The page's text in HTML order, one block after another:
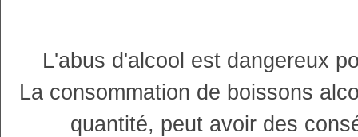
L'abus d'alcool est dangereux
La consommation de boissons
quantité, peut avoir des